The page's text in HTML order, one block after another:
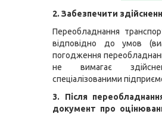
2. Забезпечити
Переобладнання
відповідно до умов
погодження
не вимагає
спеціалізованими
3. Після
документ про